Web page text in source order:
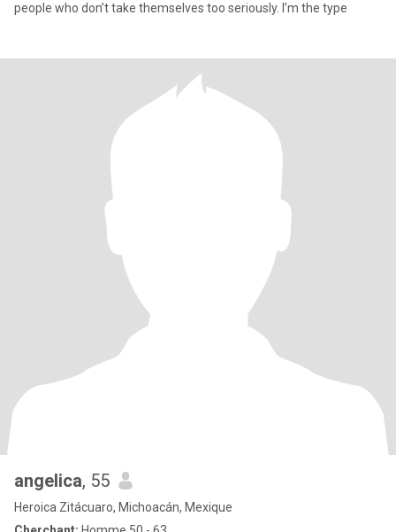
people who don’t take themselves too seriously. I’m the type
angelica, 55
Heroica Zitácuaro, Michoacán, Mexique